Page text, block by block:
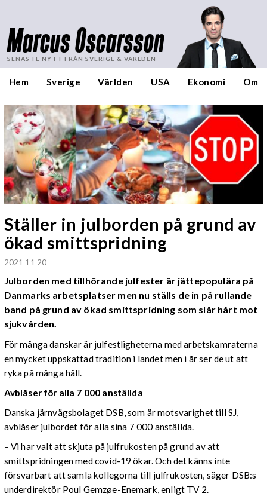
Marcus Oscarsson
SENASTE NYTT FRÅN SVERIGE & VÄRLDEN
Hem Sverige Världen USA Ekonomi Om
Ställer in julborden på grund av
ökad smittspridning
2021 11 20
Julborden med tillhörande julfester är jättepopulära på
Danmarks arbetsplatser men nu ställs de in på rullande
band på grund av ökad smittspridning som slår hårt mot
sjukvården.
För många danskar är julfestligheterna med arbetskamraterna
en mycket uppskattad tradition i landet men i år ser de ut att
ryka på många håll.
Avblåser för alla 7 000 anställda
Danska järnvägsbolaget DSB, som är motsvarighet till SJ,
avblåser julbordet för alla sina 7 000 anställda.
– Vi har valt att skjuta på julfrukosten på grund av att
smittspridningen med covid-19 ökar. Och det känns inte
försvarbart att samla kollegorna till julfrukosten, säger DSB:s
underdirektör Poul Gemzøe-Enemark, enligt TV 2.